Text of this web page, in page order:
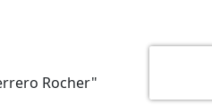
Rocher"